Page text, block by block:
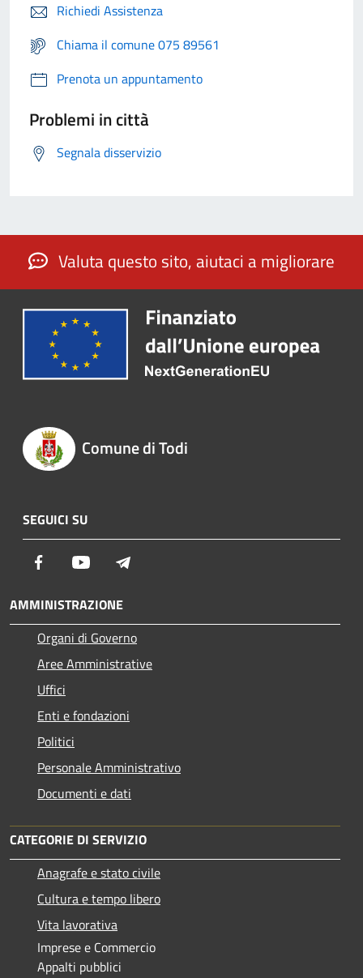
Richiedi Assistenza
Chiama il comune 075 89561
Prenota un appuntamento
Problemi in città
Segnala disservizio
Valuta questo sito, aiutaci a migliorare
Comune di Todi
SEGUICI SU
Facebook Youtube
AMMINISTRAZIONE
Organi di Governo
Aree Amministrative
Uffici
Enti e fondazioni
Politici
Personale Amministrativo
Documenti e dati
CATEGORIE DI SERVIZIO
Anagrafe e stato civile
Cultura e tempo libero
Vita lavorativa
Imprese e Commercio
Appalti pubblici